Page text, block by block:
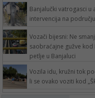
Banjalučki vatrogasci u
intervencija na
Vozači bijesni: Ne
saobraćajne gužve kod
petlje u Banjaluci
Vozila idu, kružni tok
li se ovako voziti kod